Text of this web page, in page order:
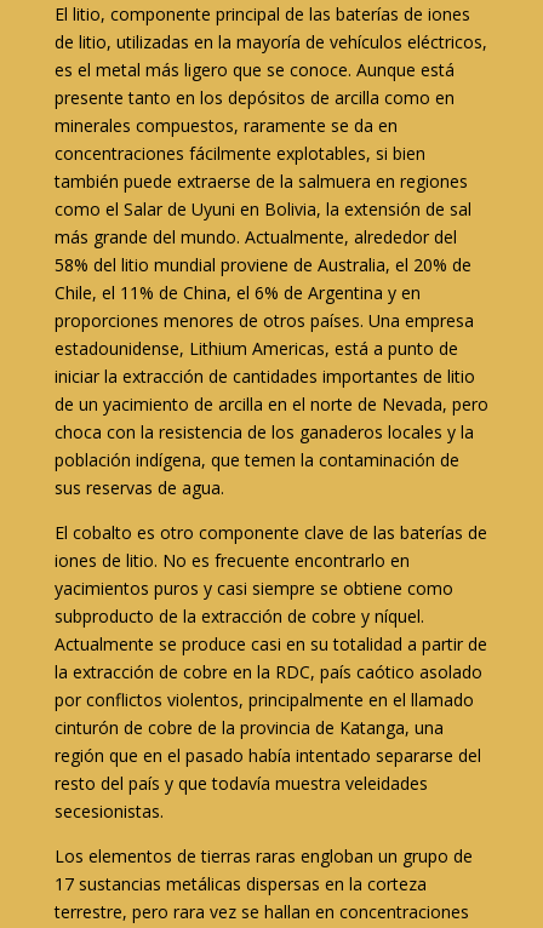
El litio, componente principal de las baterías de iones
de litio, utilizadas en la mayoría de vehículos eléctricos,
es el metal más ligero que se conoce. Aunque está
presente tanto en los depósitos de arcilla como en
minerales compuestos, raramente se da en
concentraciones fácilmente explotables, si bien
también puede extraerse de la salmuera en regiones
como el Salar de Uyuni en Bolivia, la extensión de sal
más grande del mundo. Actualmente, alrededor del
58% del litio mundial proviene de Australia, el 20% de
Chile, el 11% de China, el 6% de Argentina y en
proporciones menores de otros países. Una empresa
estadounidense, Lithium Americas, está a punto de
iniciar la extracción de cantidades importantes de litio
de un yacimiento de arcilla en el norte de Nevada, pero
choca con la resistencia de los ganaderos locales y la
población indígena, que temen la contaminación de
sus reservas de agua.
El cobalto es otro componente clave de las baterías de
iones de litio. No es frecuente encontrarlo en
yacimientos puros y casi siempre se obtiene como
subproducto de la extracción de cobre y níquel.
Actualmente se produce casi en su totalidad a partir de
la extracción de cobre en la RDC, país caótico asolado
por conflictos violentos, principalmente en el llamado
cinturón de cobre de la provincia de Katanga, una
región que en el pasado había intentado separarse del
resto del país y que todavía muestra veleidades
secesionistas.
Los elementos de tierras raras engloban un grupo de
17 sustancias metálicas dispersas en la corteza
terrestre, pero rara vez se hallan en concentraciones